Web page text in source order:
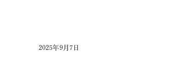
2025年9月7日